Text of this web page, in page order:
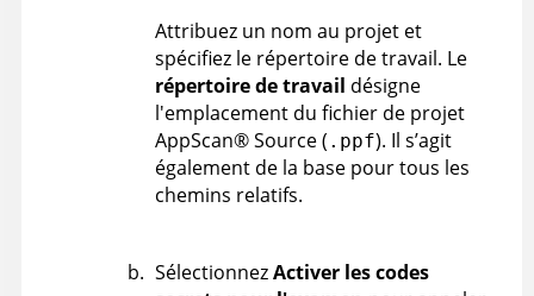
Attribuez un nom au projet et
spécifiez le répertoire de travail. Le
répertoire de travail désigne
l'emplacement du fichier de projet
AppScan®Source( .ppf). Il s’agit
également de la base pour tous les
chemins relatifs.
SélectionnezActiver les codes